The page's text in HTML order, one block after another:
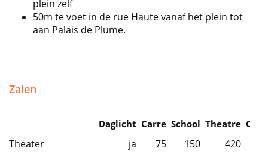
plein zelf
50m te voet in de rue Haute vanaf het plein tot
aan Palais de Plume.
Zalen
Daglicht Carre School Theatre
Theater ja 75 150 420